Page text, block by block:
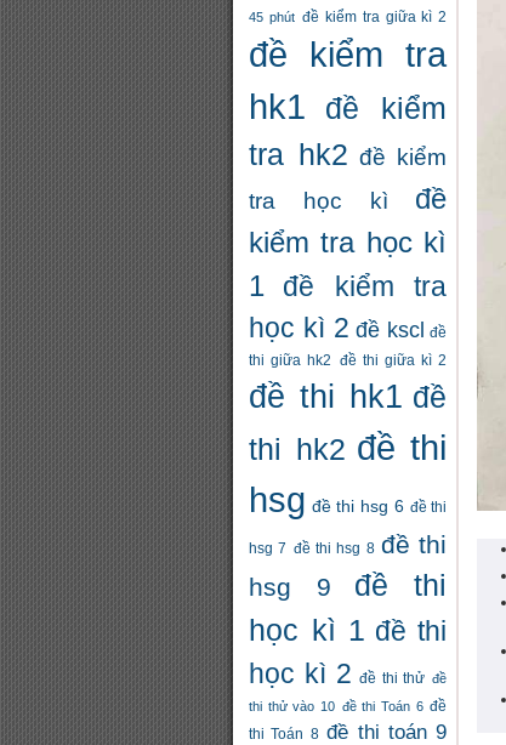
45 phút đề kiểm tra giữa kì 2
đề kiểm tra
hk1
đề kiểm
tra hk2 đề kiểm
tra học kì
đề
kiểm tra học kì
1
đề kiểm tra
học kì 2 đề kscl đề
thi giữa hk2 đề thi giữa kì 2
đề thi hk1 đề
thi hk2 đề thi
hsg đề thi hsg 6 đề thi
hsg 7 đề thi hsg 8 đề thi
hsg 9
đề thi
học kì 1 đề thi
học kì 2 đề thi thử đề
thi thử vào 10 đề thi Toán 6 đề
thi Toán 8 đề thi toán 9